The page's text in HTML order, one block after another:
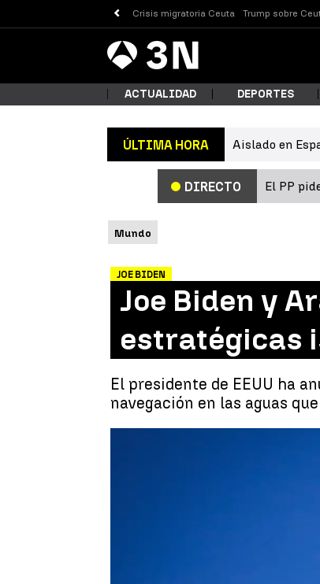
Crisis migratoria Ceuta Trump sobre
Antena
3 Noticias
ACTUALIDAD DEPORTES
ÚLTIMA HORA Aislado en
DIRECTO El PP
Mundo
JOE BIDEN
Joe Biden y
estratégicas
El presidente de EEUU ha
navegación en las aguas